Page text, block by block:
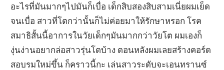
อะไรที่มันมากๆไปมันก็เบื่อ เด็กสิบสองสิบสามเนี่ยผมเย็ด
จนเบื่อ สาวที่โตกว่านั้นก็ไม่ค่อยมาให้รักษาหรอก โรค
สมาธิสั้นนี้อาการในวัยเด็กๆมันมากกว่าวัยโต ผมเองก็
งุ่นง่านอยากล่อสาวรุ่นโตบ้าง ตอนหลังผมเลยสร้างคอร์ด
สอบรมใหม่ขึ้น ก็คราวนี้กะ เล่นสาวระดับจะเอนทรานซ์